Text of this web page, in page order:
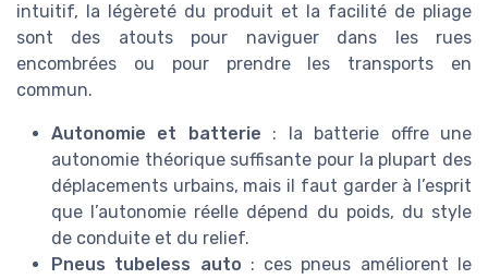
intuitif, la légèreté du produit et la facilité de pliage
sont des atouts pour naviguer dans les rues
encombrées ou pour prendre les transports en
commun.
Autonomie et batterie : la batterie offre une
autonomie théorique suffisante pour la plupart des
déplacements urbains, mais il faut garder à l’esprit
que l’autonomie réelle dépend du poids, du style
de conduite et du relief.
Pneus tubeless auto : ces pneus améliorent le